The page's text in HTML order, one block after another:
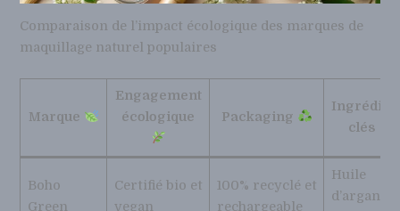
Comparaison de l’impact écologique des marques de
maquillage naturel populaires
Marque
Engagement
écologique
Packaging
clés
Boho
Green
Certifié bio et
vegan
100% recyclé et
rechargeable
Huile
d’argan,